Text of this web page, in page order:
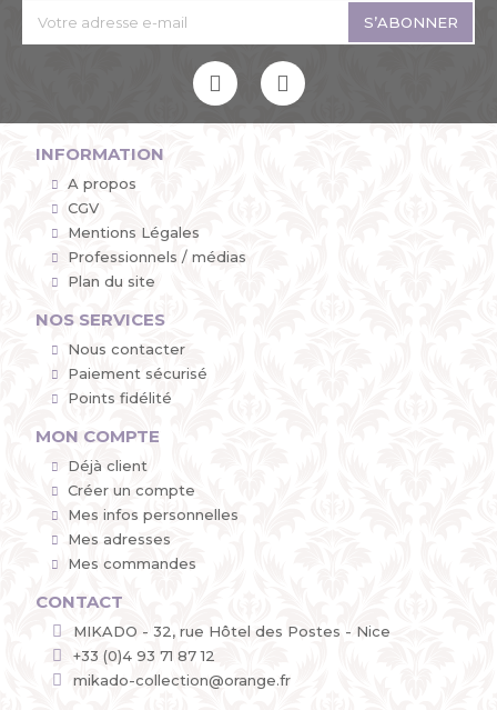
S’ABONNER
INFORMATION
A propos
CGV
Mentions Légales
Professionnels / médias
Plan du site
NOS SERVICES
Nous contacter
Paiement sécurisé
Points fidélité
MON COMPTE
Déjà client
Créer un compte
Mes infos personnelles
Mes adresses
Mes commandes
CONTACT
MIKADO - 32, rue Hôtel des Postes - Nice
+33 (0)4 93 71 87 12
mikado-collection@orange.fr